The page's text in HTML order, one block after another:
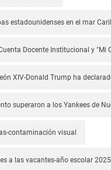
estadounidenses en el mar
Docente Institucional y "Mi
XIV-Donald Trump ha
superaron a los Yankees de
contaminación visual
a las vacantes-año escolar